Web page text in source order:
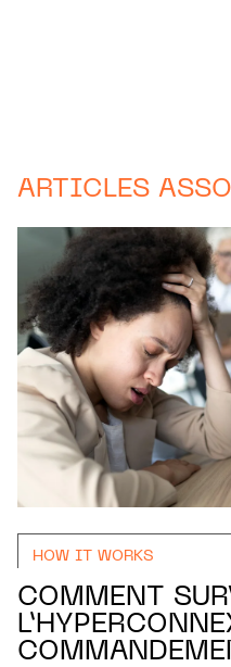
ARTICLES
HOW IT WORKS
COMMENT